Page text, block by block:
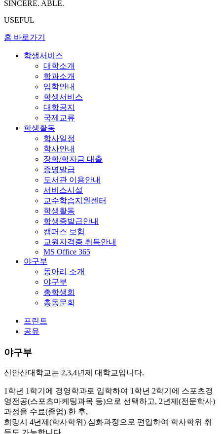
SINCERE. ABLE.
USEFUL
홈 바로가기
학생서비스
대학소개
학과소개
입학안내
학생서비스
대학공지
국제교류
학생활동
학사일정
학사안내
장학/학자금 대출
증명발급
도서관 이용안내
서비스시설
교수학습지원센터
학생활동
학생증발급안내
캠퍼스 보험
교원자격증 취득안내
MS Office 365
야구부
동아리 소개
야구부
총학생회
총동문회
프린트
공유
야구부
신안산대학교는 2,3,4년제 대학교입니다.
1학년 1학기에 경영학과로 입학하여 1학년 2학기에 스포츠경
영전공(스포츠마케팅과목 등)으로 선택하고, 2년제(전문학사)
과정을 수료(졸업) 한 후,
희망시 4년제(학사학위) 심화과정으로 편입하여 학사학위 취